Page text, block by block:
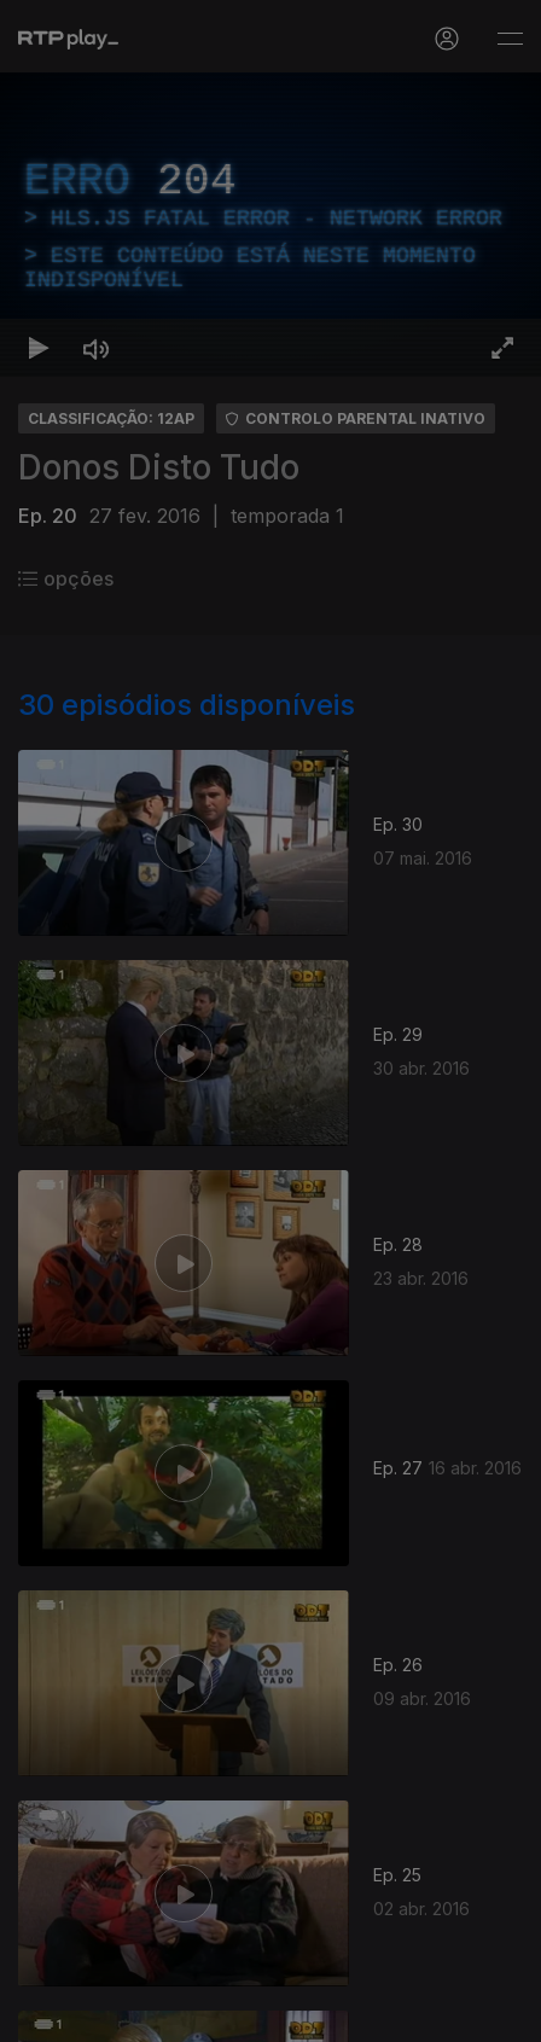
ERRO 204
HLS.JS FATAL ERROR - NETWORK ERROR
ESTE CONTEÚDO ESTÁ NESTE MOMENTO
INDISPONÍVEL
CLASSIFICAÇÃO: 12AP CONTROLO PARENTAL INATIVO
Donos Disto Tudo
Ep. 20 27 fev. 2016 temporada 1
opções
30 episódios disponíveis
Ep. 30
07 mai. 2016
Ep. 29
30 abr. 2016
Ep. 28
23 abr. 2016
Ep. 27 16 abr. 2016
Ep. 26
09 abr. 2016
Ep. 25
02 abr. 2016